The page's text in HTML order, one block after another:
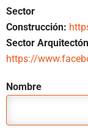
Sector
Construcción:
Sector
https://
Nombre